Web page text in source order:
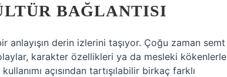
BAĞLANTISI
anlayışın derin izlerini taşıyor. Çoğu zaman semt
karakter özellikleri ya da mesleki kökenlerle
açısından tartışılabilir birkaç farklı